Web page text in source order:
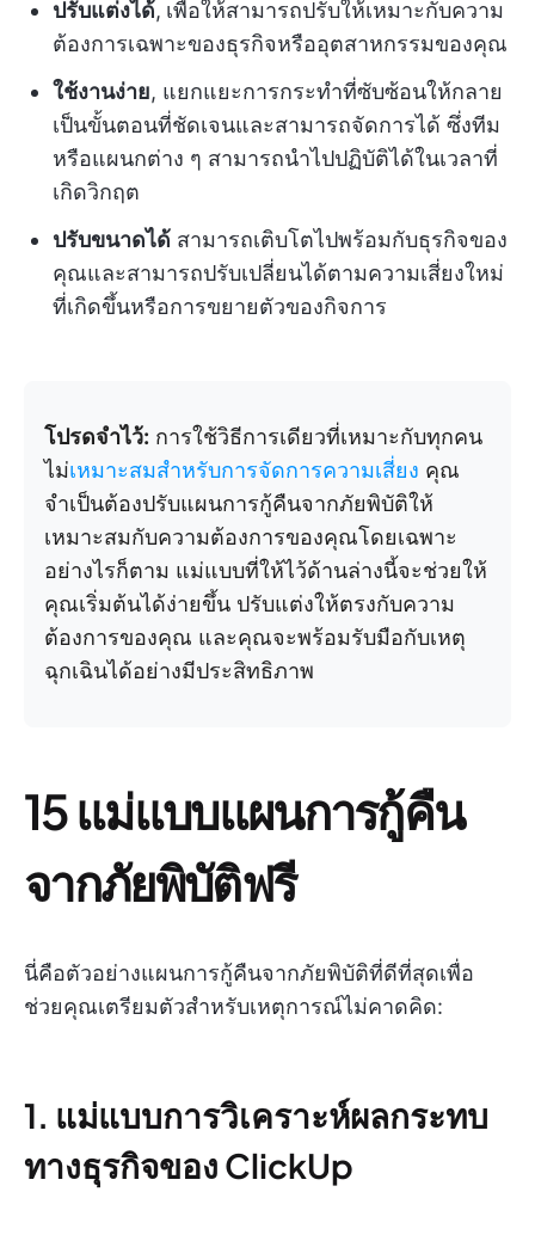
ปรับแต่งได้, เพื่อให้สามารถปรับให้เหมาะกับความ
ต้องการเฉพาะของธุรกิจหรืออุตสาหกรรมของคุณ
ใช้งานง่าย, แยกแยะการกระทำที่ซับซ้อนให้กลาย
เป็นขั้นตอนที่ชัดเจนและสามารถจัดการได้ ซึ่งทีม
หรือแผนกต่าง ๆ สามารถนำไปปฏิบัติได้ในเวลาที่
เกิดวิกฤต
ปรับขนาดได้ สามารถเติบโตไปพร้อมกับธุรกิจของ
คุณและสามารถปรับเปลี่ยนได้ตามความเสี่ยงใหม่
ที่เกิดขึ้นหรือการขยายตัวของกิจการ
โปรดจำไว้: การใช้วิธีการเดียวที่เหมาะกับทุกคน
ไม่เหมาะสมสำหรับการจัดการความเสี่ยง คุณ
จำเป็นต้องปรับแผนการกู้คืนจากภัยพิบัติให้
เหมาะสมกับความต้องการของคุณโดยเฉพาะ
อย่างไรก็ตาม แม่แบบที่ให้ไว้ด้านล่างนี้จะช่วยให้
คุณเริ่มต้นได้ง่ายขึ้น ปรับแต่งให้ตรงกับความ
ต้องการของคุณ และคุณจะพร้อมรับมือกับเหตุ
ฉุกเฉินได้อย่างมีประสิทธิภาพ
15 แม่แบบแผนการกู้คืน
จากภัยพิบัติฟรี
นี่คือตัวอย่างแผนการกู้คืนจากภัยพิบัติที่ดีที่สุดเพื่อ
ช่วยคุณเตรียมตัวสำหรับเหตุการณ์ไม่คาดคิด:
1. แม่แบบการวิเคราะห์ผลกระทบ
ทางธุรกิจของ ClickUp